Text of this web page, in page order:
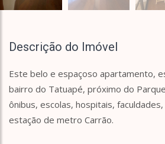
Descrição do Imóvel
Este belo e espaçoso apartamento,
bairro do Tatuapé, próximo do
ônibus, escolas, hospitais,
estação de metro Carrão.